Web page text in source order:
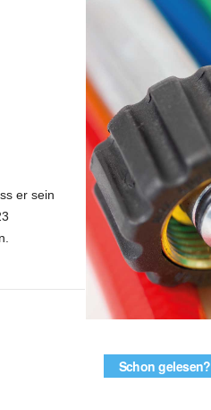
er sein
Schon gelesen?